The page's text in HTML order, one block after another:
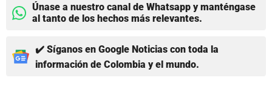
Únase a nuestro canal de Whatsapp y manténgase
al tanto de los hechos más relevantes.
✔️ Síganos en Google Noticias con toda la
información de Colombia y el mundo.